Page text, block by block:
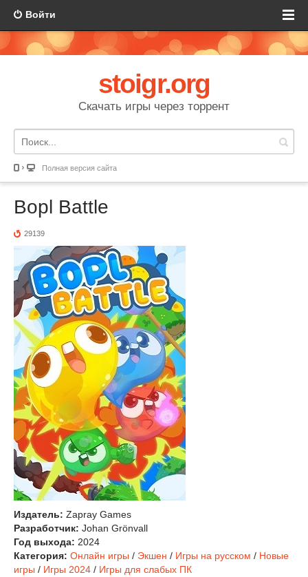
Войти
stoigr.org
Скачать игры через торрент
Полная версия сайта
Bopl Battle
29139
Издатель: Zapray Games
Разработчик: Johan Grönvall
Год выхода: 2024
Категория: Онлайн игры / Экшен / Игры на русском / Новые
игры / Игры 2024 / Игры для слабых ПК